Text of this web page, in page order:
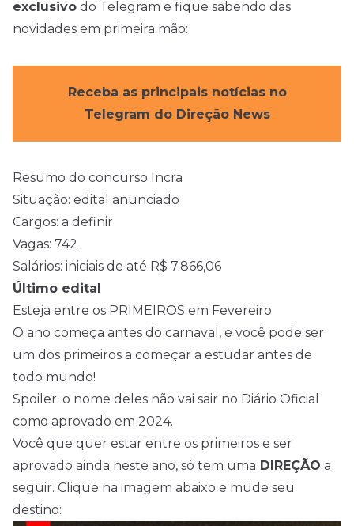
exclusivo do Telegram e fique sabendo das
novidades em primeira mão:
Receba as principais notícias no
Telegram do Direção News
Resumo do concurso Incra
Situação: edital anunciado
Cargos: a definir
Vagas: 742
Salários: iniciais de até R$ 7.866,06
Último edital
Esteja entre os PRIMEIROS em Fevereiro
O ano começa antes do carnaval, e você pode ser
um dos primeiros a começar a estudar antes de
todo mundo!
Spoiler: o nome deles não vai sair no Diário Oficial
como aprovado em 2024.
Você que quer estar entre os primeiros e ser
aprovado ainda neste ano, só tem uma DIREÇÃO a
seguir. Clique na imagem abaixo e mude seu
destino: